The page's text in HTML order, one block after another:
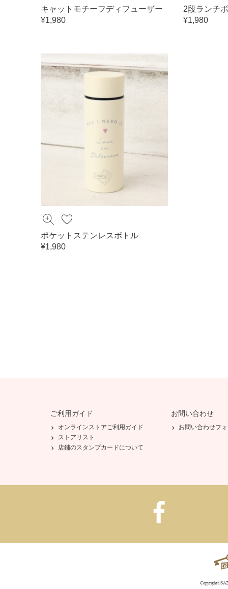
キャットモチーフディフューザー
¥1,980
2段ランチ
¥1,980
ポケットステンレスボトル
¥1,980
ご利用ガイド
オンラインストアご利用ガイド
ストアリスト
店鋪のスタンプカードについて
お問い合わせ
お問い合わせフ